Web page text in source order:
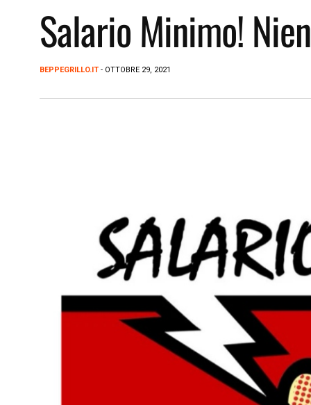
Salario Minimo!
BEPPEGRILLO.IT - OTTOBRE 29, 2021